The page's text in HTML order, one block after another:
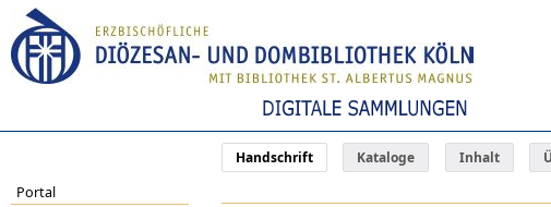
Handschrift Kataloge Inhalt
Portal